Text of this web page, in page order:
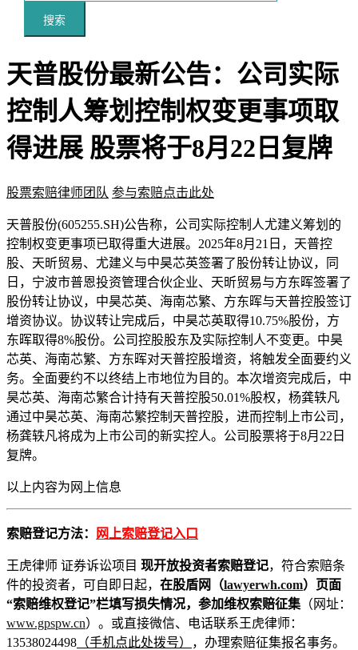
搜索
天普股份最新公告：公司实际
控制人筹划控制权变更事项取
得进展 股票将于8月22日复牌
股票索赔律师团队 参与索赔点击此处
天普股份(605255.SH)公告称，公司实际控制人尤建义筹划的
控制权变更事项已取得重大进展。2025年8月21日，天普控
股、天昕贸易、尤建义与中昊芯英签署了股份转让协议，同
日，宁波市普恩投资管理合伙企业、天昕贸易与方东晖签署了
股份转让协议，中昊芯英、海南芯繁、方东晖与天普控股签订
增资协议。协议转让完成后，中昊芯英取得10.75%股份，方
东晖取得8%股份。公司控股股东及实际控制人不变更。中昊
芯英、海南芯繁、方东晖对天普控股增资，将触发全面要约义
务。全面要约不以终结上市地位为目的。本次增资完成后，中
昊芯英、海南芯繁合计持有天普控股50.01%股权，杨龚轶凡
通过中昊芯英、海南芯繁控制天普控股，进而控制上市公司，
杨龚轶凡将成为上市公司的新实控人。公司股票将于8月22日
复牌。
以上内容为 网上信息
索赔登记方法： 网上索赔登记入口
王虎律师 证券诉讼项目 现开放投资者索赔登记，符合索赔条
件的投资者，可自即日起， 在股盾网（lawyerwh.com）页面
“索赔维权登记”栏填写损失情况，参加维权索赔征集 （网址：
www.gpspw.cn）。或直接微信、电话联系王虎律师：
13538024498 （手机点此处拨号） ，办理索赔征集报名事务。